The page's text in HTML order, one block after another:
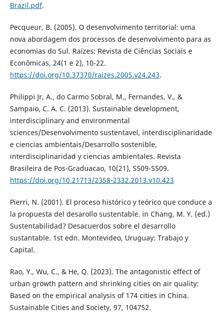
Brazil.pdf.
Pecqueur, B. (2005). O desenvolvimento territorial: uma
nova abordagem dos processos de desenvolvimento para as
economias do Sul. Raízes: Revista de Ciências Sociais e
Econômicas, 24(1 e 2), 10-22.
https://doi.org/10.37370/raizes.2005.v24.243.
Philippi Jr, A., do Carmo Sobral, M., Fernandes, V., &
Sampaio, C. A. C. (2013). Sustainable development,
interdisciplinary and environmental
sciences/Desenvolvimento sustentavel, interdisciplinaridade
e ciencias ambientais/Desarrollo sostenible,
interdisciplinaridad y ciencias ambientales. Revista
Brasileira de Pos-Graduacao, 10(21), S509-S509.
https://doi.org/10.21713/2358-2332.2013.v10.423
Pierri, N. (2001). El proceso histórico y teórico que conduce a
la propuesta del desarollo sustentable. in Chang, M. Y. (ed.)
Sustentabilidad? Desacuerdos sobre el desarrollo
sustantable. 1st edn. Montevideo, Uruguay: Trabajo y
Capital.
Rao, Y., Wu, C., & He, Q. (2023). The antagonistic effect of
urban growth pattern and shrinking cities on air quality:
Based on the empirical analysis of 174 cities in China.
Sustainable Cities and Society, 97, 104752.